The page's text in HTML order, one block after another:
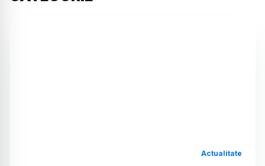
Actualitate